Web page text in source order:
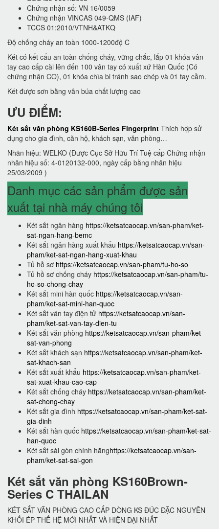
Chứng nhận số: VN 16/0059
Chứng nhận VINCAS 049-QMS (IAF)
TCCS 01:2010/VTNH&ATKQ
Độ chống cháy an toàn 1000-1200độ C
Két có kết cấu an toàn chống cháy, vững chắc, lắp 01 khóa vân
tay cao cấp cài lên đến 100 vân tay có xuất xứ Hàn Quốc (Có
chứng nhận CO), 01 khóa chìa bi tránh sao chép và 01 tay cầm.
Két được sơn bằng vân búa chất lượng cao
ƯU ĐIỂM:
Két sắt văn phòng KS160B-Series Fingerprint Thích hợp sử
dụng cho gia đình, căn hộ, khách sạn, văn phòng…
Nhãn hiệu: WELKO (Được Cục Sở Hữu Trí Tuệ cấp Chứng nhận
nhãn hiệu số: 4-0120132-000, ngày cấp bằng nhãn hiệu
25/03/2009 )
Danh mục các sản phẩm được sản
xuất tại nhà máy chúng tôi
Két sắt ngân hàng https://ketsatcaocap.vn/san-pham/ket-
sat-ngan-hang-bemc
Két sắt ngân hàng xuất khẩu https://ketsatcaocap.vn/san-
pham/ket-sat-ngan-hang-xuat-khau
Tủ hồ sơ https://ketsatcaocap.vn/san-pham/tu-ho-so
Tủ hồ sơ chống cháy https://ketsatcaocap.vn/san-pham/tu-
ho-so-chong-chay
Két sắt mini hàn quốc https://ketsatcaocap.vn/san-
pham/ket-sat-mini-han-quoc
Két sắt vân tay điện tử https://ketsatcaocap.vn/san-
pham/ket-sat-van-tay-dien-tu
Két sắt văn phòng https://ketsatcaocap.vn/san-pham/ket-
sat-van-phong
Két sắt khách sạn https://ketsatcaocap.vn/san-pham/ket-
sat-khach-san
Két sắt xuất khẩu https://ketsatcaocap.vn/san-pham/ket-
sat-xuat-khau-cao-cap
Két sắt chống cháy https://ketsatcaocap.vn/san-pham/ket-
sat-chong-chay
Két sắt gia đình https://ketsatcaocap.vn/san-pham/ket-sat-
gia-dinh
Két sắt hàn quốc https://ketsatcaocap.vn/san-pham/ket-sat-
han-quoc
Két sắt sài gòn chính hãnghttps://ketsatcaocap.vn/san-
pham/ket-sat-sai-gon
Két sắt văn phòng KS160Brown-
Series C THAILAN
KÉT SẮT VĂN PHÒNG CAO CẤP DÒNG KS ĐÚC ĐẶC NGUYÊN
KHỐI ÉP THẾ HỆ MỚI NHẤT VÀ HIỆN ĐẠI NHẤT